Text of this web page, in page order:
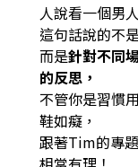
人說看一個男
這句話說的不
而是針對不同
的反思，
不管你是習慣
鞋如癡，
跟著Tim的專